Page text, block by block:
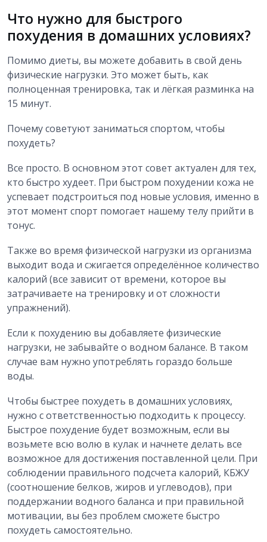
Что нужно для быстрого
похудения в домашних условиях?
Помимо диеты, вы можете добавить в свой день
физические нагрузки. Это может быть, как
полноценная тренировка, так и лёгкая разминка на
15 минут.
Почему советуют заниматься спортом, чтобы
похудеть?
Все просто. В основном этот совет актуален для тех,
кто быстро худеет. При быстром похудении кожа не
успевает подстроиться под новые условия, именно в
этот момент спорт помогает нашему телу прийти в
тонус.
Также во время физической нагрузки из организма
выходит вода и сжигается определённое количество
калорий (все зависит от времени, которое вы
затрачиваете на тренировку и от сложности
упражнений).
Если к похудению вы добавляете физические
нагрузки, не забывайте о водном балансе. В таком
случае вам нужно употреблять гораздо больше
воды.
Чтобы быстрее похудеть в домашних условиях,
нужно с ответственностью подходить к процессу.
Быстрое похудение будет возможным, если вы
возьмете всю волю в кулак и начнете делать все
возможное для достижения поставленной цели. При
соблюдении правильного подсчета калорий, КБЖУ
(соотношение белков, жиров и углеводов), при
поддержании водного баланса и при правильной
мотивации, вы без проблем сможете быстро
похудеть самостоятельно.